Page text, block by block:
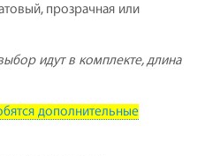
прозрачная или
идут в комплекте, длина
дополнительные